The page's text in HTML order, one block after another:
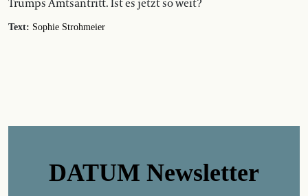
Trumps Amtsantritt. Ist es jetzt so weit?
Text: Sophie Strohmeier
DATUM Newsletter